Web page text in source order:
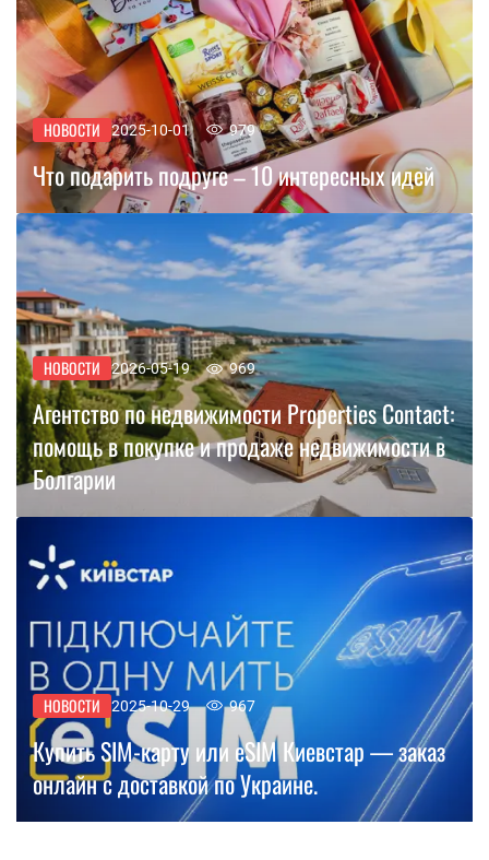
НОВОСТИ 2025-10-01 979
Что подарить подруге – 10 интересных идей
НОВОСТИ 2026-05-19 969
Агентство по недвижимости Properties Contact:
помощь в покупке и продаже недвижимости в
Болгарии
НОВОСТИ 2025-10-29 967
Купить SIM-карту или eSIM Киевстар — заказ
онлайн с доставкой по Украине.